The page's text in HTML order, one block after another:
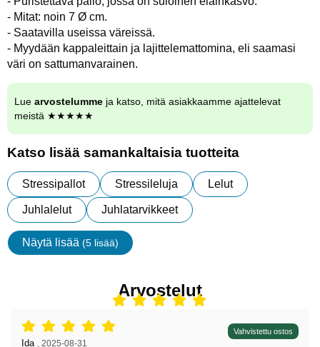
- Mitat: noin 7 Ø cm.
- Saatavilla useissa väreissä.
- Myydään kappaleittain ja lajittelemattomina, eli saamasi
väri on sattumanvarainen.
Lue arvostelumme ja katso, mitä asiakkaamme ajattelevat
meistä ★★★★★
Katso lisää samankaltaisia tuotteita
Stressipallot Stressileluja Lelut
Juhlalelut Juhlatarvikkeet
Näytä lisää (5 lisää)
ominaisuudet
Arvostelut
Arvostelu: 5 tähdet / 5, Vahvistettu ostos
Arvostelun kirjoittaja:
Ida 2025-08-31